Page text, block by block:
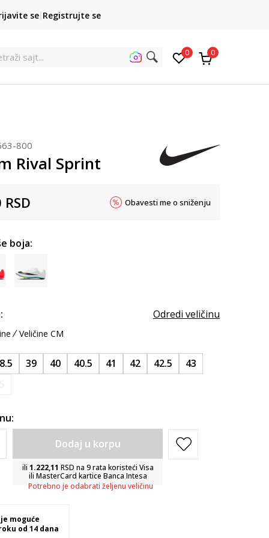
POZOVITE NAS
011 422 1422
se Registrujte se
sajt... 0 0
800
Rival Sprint
RSD Obavesti me o sniženju
boja:
Odredi veličinu
Veličine CM
39 40 40.5 41 42 42.5
43
Dodaj u korpu
ili 1.222,11 RSD na 9 rata koristeći Visa
ili MasterCard kartice Banca Intesa
Potrebno je odabrati željenu veličinu
moguće
od 14 dana